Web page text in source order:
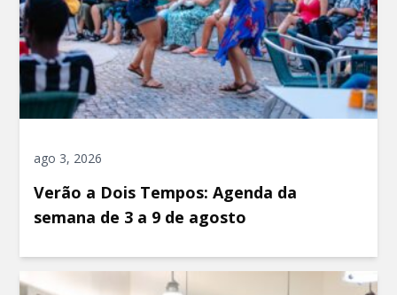
ago 3, 2026
Verão a Dois Tempos: Agenda da
semana de 3 a 9 de agosto